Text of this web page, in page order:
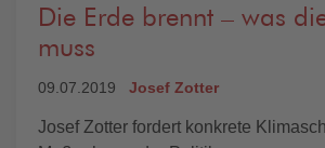
Die Erde brennt – was
muss
09.07.2019 Josef Zotter
Josef Zotter fordert konkrete